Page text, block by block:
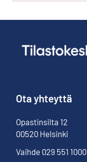
Ota yhteyttä
Opastinsilta 12
00520 Helsinki
Vaihde 029 551 1000